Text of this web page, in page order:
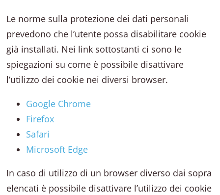
Le norme sulla protezione dei dati personali
prevedono che l’utente possa disabilitare cookie
già installati. Nei link sottostanti ci sono le
spiegazioni su come è possibile disattivare
l’utilizzo dei cookie nei diversi browser.
Google Chrome
Firefox
Safari
Microsoft Edge
In caso di utilizzo di un browser diverso dai sopra
elencati è possibile disattivare l’utilizzo dei cookie